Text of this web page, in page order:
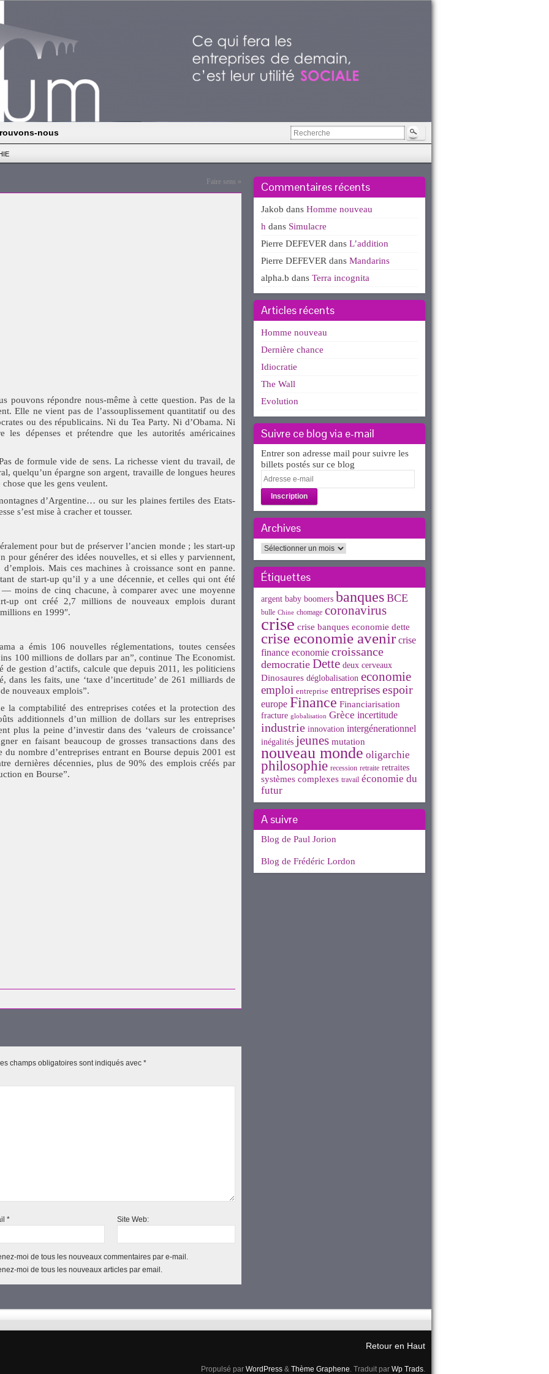
nous
Faire sens »
pouvons répondre nous-même à cette question. Pas de la
Elle ne vient pas de l’assouplissement quantitatif ou des
ou des républicains. Ni du Tea Party. Ni d’Obama. Ni
les dépenses et prétendre que les autorités américaines
de formule vide de sens. La richesse vient du travail, de
quelqu’un épargne son argent, travaille de longues heures
que les gens veulent.
d’Argentine… ou sur les plaines fertiles des Etats-
s’est mise à cracher et tousser.
pour but de préserver l’ancien monde ; les start-up
pour générer des idées nouvelles, et si elles y parviennent,
Mais ces machines à croissance sont en panne.
de start-up qu’il y a une décennie, et celles qui ont été
— moins de cinq chacune, à comparer avec une moyenne
up ont créé 2,7 millions de nouveaux emplois durant
en 1999″.
a émis 106 nouvelles réglementations, toutes censées
100 millions de dollars par an”, continue The Economist.
gestion d’actifs, calcule que depuis 2011, les politiciens
dans les faits, une ‘taxe d’incertitude’ de 261 milliards de
nouveaux emplois”.
la comptabilité des entreprises cotées et la protection des
additionnels d’un million de dollars sur les entreprises
plus la peine d’investir dans des ‘valeurs de croissance’
en faisant beaucoup de grosses transactions dans des
nombre d’entreprises entrant en Bourse depuis 2001 est
dernières décennies, plus de 90% des emplois créés par
en Bourse”.
champs obligatoires sont indiqués avec *
* Site Web:
moi de tous les nouveaux commentaires par e-mail.
moi de tous les nouveaux articles par email.
Commentaires récents
Jakob dans Homme nouveau
h dans Simulacre
Pierre DEFEVER dans L’addition
Pierre DEFEVER dans Mandarins
alpha.b dans Terra incognita
Articles récents
Homme nouveau
Dernière chance
Idiocratie
The Wall
Evolution
Suivre ce blog via e-mail
Entrer son adresse mail pour suivre les
billets postés sur ce blog
Adresse
e-
mail
Archives
Archives
Étiquettes
argent baby boomers banques BCE
bulle Chine chomage coronavirus
crise crise banques economie dette
crise economie avenir crise
finance economie croissance
democratie Dette deux cerveaux
Dinosaures déglobalisation economie
emploi entreprise entreprisesespoir
europe Finance Financiarisation
fracture globalisation Grèce incertitude
industrie innovation intergénerationnel
inégalités jeunes mutation
nouveau monde oligarchie
philosophie recession retraite retraites
systèmes complexes travail économie du
futur
A suivre
Blog de Paul Jorion
Blog de Frédéric Lordon
Retour en Haut
Propulsé par WordPress & Thème Graphene. Traduit par Wp Trads.